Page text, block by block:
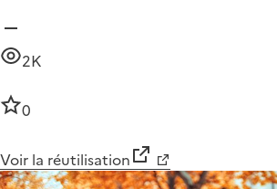
2K
0
Voir la réutilisation